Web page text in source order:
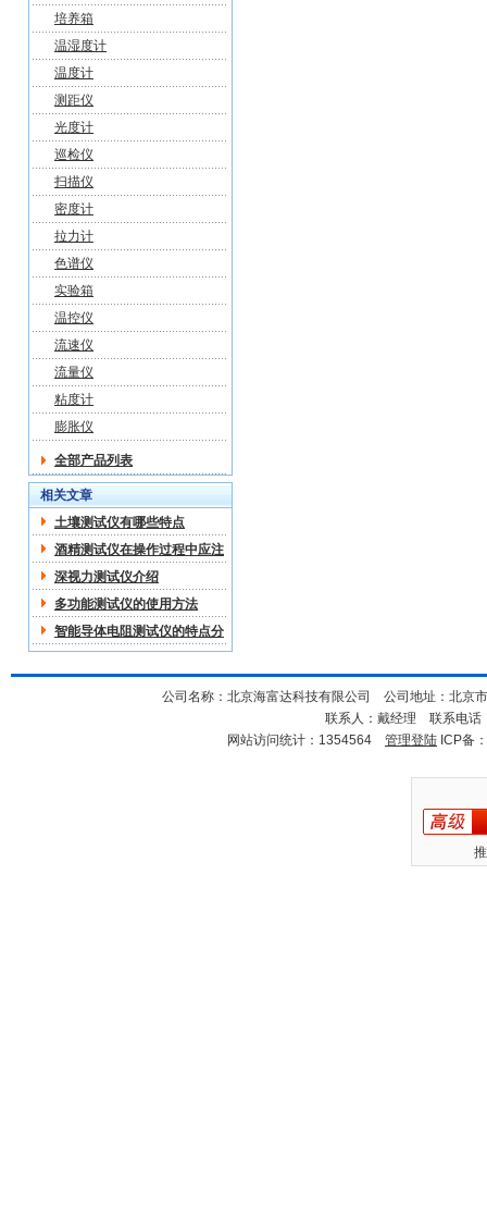
培养箱
温湿度计
温度计
测距仪
光度计
巡检仪
扫描仪
密度计
拉力计
色谱仪
实验箱
温控仪
流速仪
流量仪
粘度计
膨胀仪
全部产品列表
相关文章
土壤测试仪有哪些特点
酒精测试仪在操作过程中应注
意哪些
深视力测试仪介绍
多功能测试仪的使用方法
智能导体电阻测试仪的特点分
析
公司名称：北京海富达科技有限公司 公司地址：北京
联系人：戴经理 联系电
网站访问统计：1354564 管理登陆 ICP备：